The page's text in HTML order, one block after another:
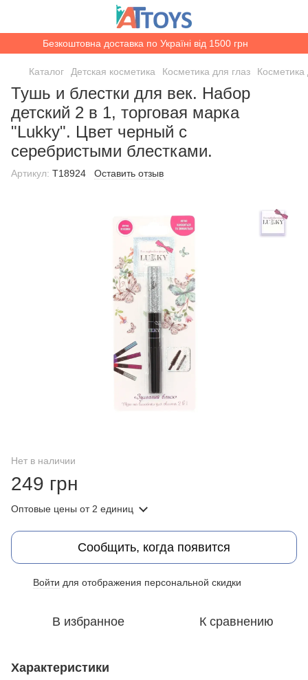
Безкоштовна доставка по Україні від 1500 грн
Каталог Детская косметика Косметика для глаз Косметика
Тушь и блестки для век. Набор
детский 2 в 1, торговая марка
"Lukky". Цвет черный с
серебристыми блестками.
Артикул: T18924 Оставить отзыв
Нет в наличии
249 грн
Оптовые цены от 2 единиц
Сообщить, когда появится
Войти для отображения персональной скидки
В избранное К сравнению
Характеристики